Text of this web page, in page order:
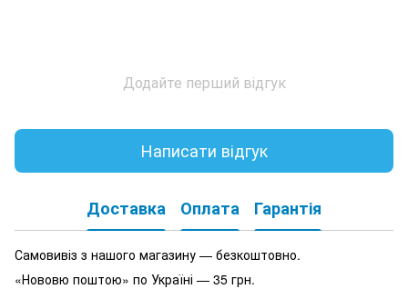
Додайте перший відгук
Написати відгук
Доставка Оплата Гарантія
Самовивіз з нашого магазину — безкоштовно.
«Нововю поштою» по Україні — 35 грн.